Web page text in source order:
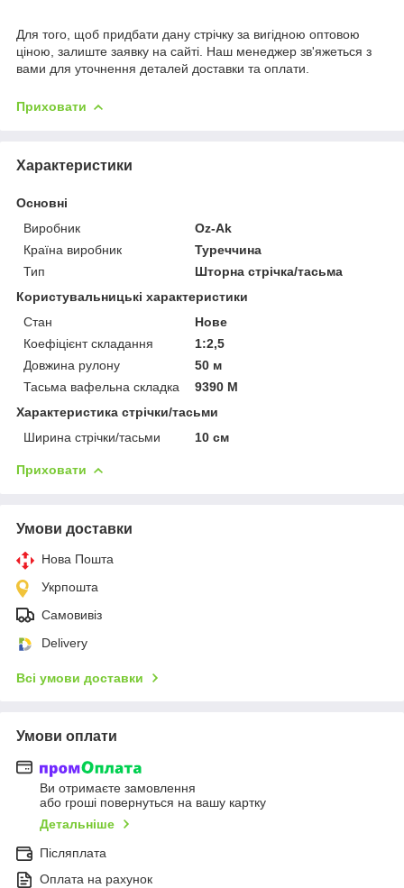
Для того, щоб придбати дану стрічку за вигідною оптовою
ціною, залиште заявку на сайті. Наш менеджер зв'яжеться з
вами для уточнення деталей доставки та оплати.
Приховати
Характеристики
Основні
Виробник
Oz-Ak
Країна виробник
Туреччина
Тип
Шторна стрічка/тасьма
Користувальницькі характеристики
Стан
Нове
Коефіцієнт складання
1:2,5
Довжина рулону
50 м
Тасьма вафельна складка
9390 М
Характеристика стрічки/тасьми
Ширина стрічки/тасьми
10 см
Приховати
Умови доставки
Нова Пошта
Укрпошта
Самовивіз
Delivery
Всі умови доставки
Умови оплати
Ви отримаєте замовлення
або гроші повернуться на вашу картку
Детальніше
Післяплата
Оплата на рахунок